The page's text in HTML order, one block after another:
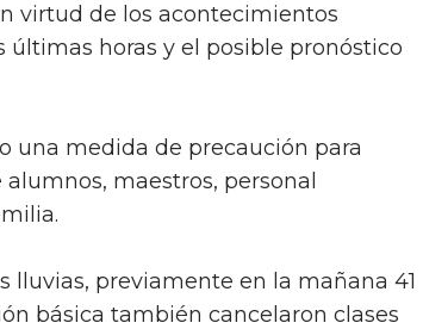
virtud de los acontecimientos
últimas horas y el posible pronóstico
una medida de precaución para
maestros, personal
lluvias, previamente en la mañana 41
básica también cancelaron clases